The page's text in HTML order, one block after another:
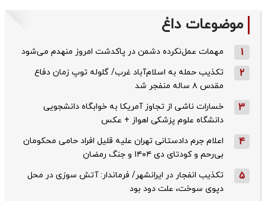
موضوعات داغ
1 مهمات عمل‌نکرده دشمن در پاکدشت امروز منهدم می‌شود
2
تکذیب حمله به اسلام‌آباد غرب/ گلوله توپ زمان دفاع
مقدس ۸ ساله منفجر شد
3
خسارات ناشی از تجاوز آمریکا به خوابگاه دانشجویی
دانشگاه علوم پزشکی اهواز + عکس
4
اعلام جرم دادستانی تهران علیه قلیل افراد حامی محکومان
بی‌رحم و کودتای دی‌ ۱۴۰۴ و جنگ رمضان
5
تکذیب ‌انفجار در ایرانشهر/ فرماندار: آتش سوزی در محل
دپوی سوخت، علت دود بود